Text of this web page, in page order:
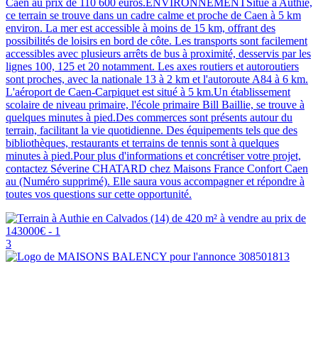
ce terrain se trouve dans un cadre calme et proche de Caen à 5 km
environ. La mer est accessible à moins de 15 km, offrant des
possibilités de loisirs en bord de côte. Les transports sont facilement
accessibles avec plusieurs arrêts de bus à proximité, desservis par les
lignes 100, 125 et 20 notamment. Les axes routiers et autoroutiers
sont proches, avec la nationale 13 à 2 km et l'autoroute A84 à 6 km.
L'aéroport de Caen-Carpiquet est situé à 5 km.Un établissement
scolaire de niveau primaire, l'école primaire Bill Baillie, se trouve à
quelques minutes à pied.Des commerces sont présents autour du
terrain, facilitant la vie quotidienne. Des équipements tels que des
bibliothèques, restaurants et terrains de tennis sont à quelques
minutes à pied.Pour plus d'informations et concrétiser votre projet,
contactez Séverine CHATARD chez Maisons France Confort Caen
au (Numéro supprimé). Elle saura vous accompagner et répondre à
toutes vos questions sur cette opportunité.
3